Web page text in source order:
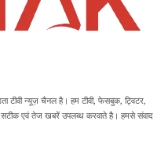
न्यूज़ चैनल है। हम टीवी, फेसबुक, ट्विटर,
एवं तेज खबरें उपलब्ध करवाते है। हमसे संवाद